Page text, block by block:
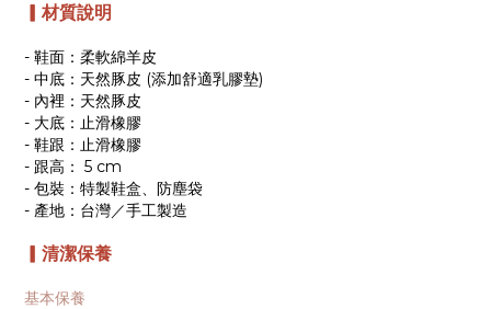
▎材質說明
- 鞋面：柔軟綿羊皮
- 中底：天然豚皮 (添加舒適乳膠墊)
- 內裡：天然豚皮
- 大底：止滑橡膠
- 鞋跟：止滑橡膠
- 跟高： 5 cm
- 包裝：特製鞋盒、防塵袋
- 產地：台灣／手工製造
▎清潔保養
基本保養